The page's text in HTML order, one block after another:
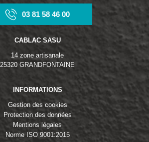
03 81 58 46 00
CABLAC SASU
14 zone artisanale
25320 GRANDFONTAINE
INFORMATIONS
Gestion des cookies
Protection des données
Mentions légales
Norme ISO 9001:2015